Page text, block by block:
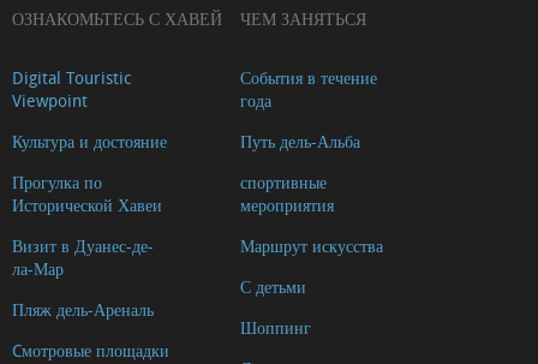
ОЗНАКОМЬТЕСЬ С ХАВЕЙ
Digital Touristic
Viewpoint
Культура и достояние
Прогулка по
Исторической Хавеи
Визит в Дуанес-де-
ла-Мар
Пляж дель-Ареналь
Cмотровые площадки
ЧЕМ ЗАНЯТЬСЯ
События в течение
года
Путь дель-Альба
спортивные
мероприятия
Маршрут искусства
С детьми
Шоппинг